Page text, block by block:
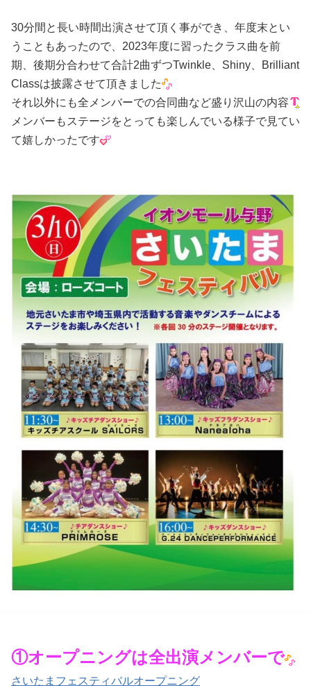
30分間と長い時間出演させて頂く事ができ、年度末とい
うこともあったので、2023年度に習ったクラス曲を前
期、後期分合わせて合計2曲ずつTwinkle、Shiny、Brilliant
Classは披露させて頂きました
それ以外にも全メンバーでの合同曲など盛り沢山の内容
メンバーもステージをとっても楽しんでいる様子で見てい
て嬉しかったです
①オープニングは全出演メンバーで
さいたまフェスティバルオープニング